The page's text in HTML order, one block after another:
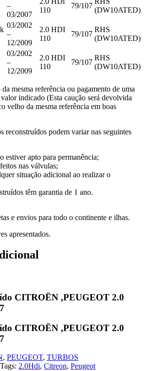
–
03/2007
110
79/107
(DW10ATED)
03/2002
–
12/2009
2.0 HDI
110
79/107
RHS
(DW10ATED)
03/2002
–
12/2009
2.0 HDI
110
79/107
RHS
(DW10ATED)
mesma referência ou pagamento de uma
indicado (Esta caução será devolvida
velho da mesma referência em boas
reconstruídos podem variar nas seguintes
estiver apto para permanência;
nas válvulas;
situação adicional ao realizar o
têm garantia de 1 ano.
e envios para todo o continente e ilhas.
apresentados.
CITROËN ,PEUGEOT 2.0
CITROËN ,PEUGEOT 2.0
, PEUGEOT, TURBOS
Tags: 2.0Hdi, Citreon, Peugeot